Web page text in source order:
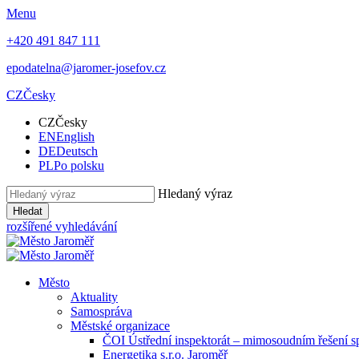
Menu
+420 491 847 111
epodatelna@jaromer-josefov.cz
CZČesky
CZČesky
ENEnglish
DEDeutsch
PLPo polsku
Hledaný výraz
Hledat
rozšířené vyhledávání
Město
Aktuality
Samospráva
Městské organizace
ČOI Ústřední inspektorát – mimosoudním řešení
Energetika s.r.o. Jaroměř